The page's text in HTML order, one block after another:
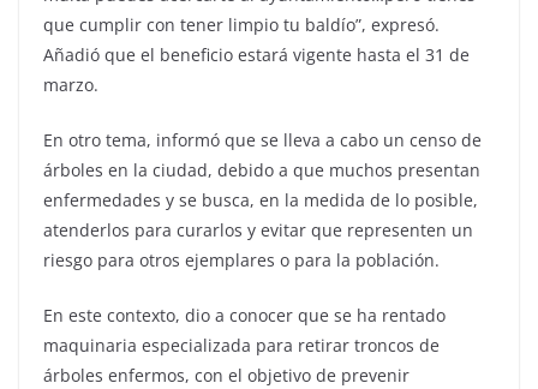
que cumplir con tener limpio tu baldío”, expresó.
Añadió que el beneficio estará vigente hasta el 31 de
marzo.
En otro tema, informó que se lleva a cabo un censo de
árboles en la ciudad, debido a que muchos presentan
enfermedades y se busca, en la medida de lo posible,
atenderlos para curarlos y evitar que representen un
riesgo para otros ejemplares o para la población.
En este contexto, dio a conocer que se ha rentado
maquinaria especializada para retirar troncos de
árboles enfermos, con el objetivo de prevenir